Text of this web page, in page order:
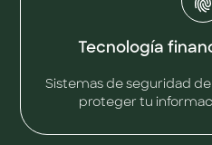
Tecnología
Sistemas de seguridad
proteger tu